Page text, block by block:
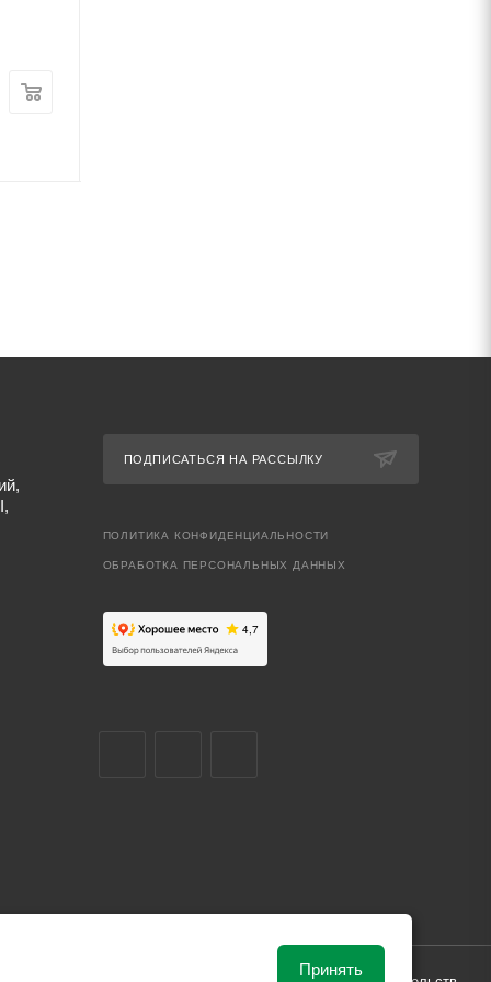
ПОДПИСАТЬСЯ НА РАССЫЛКУ
ПОЛИТИКА КОНФИДЕНЦИАЛЬНОСТИ
ОБРАБОТКА ПЕРСОНАЛЬНЫХ ДАННЫХ
Принять